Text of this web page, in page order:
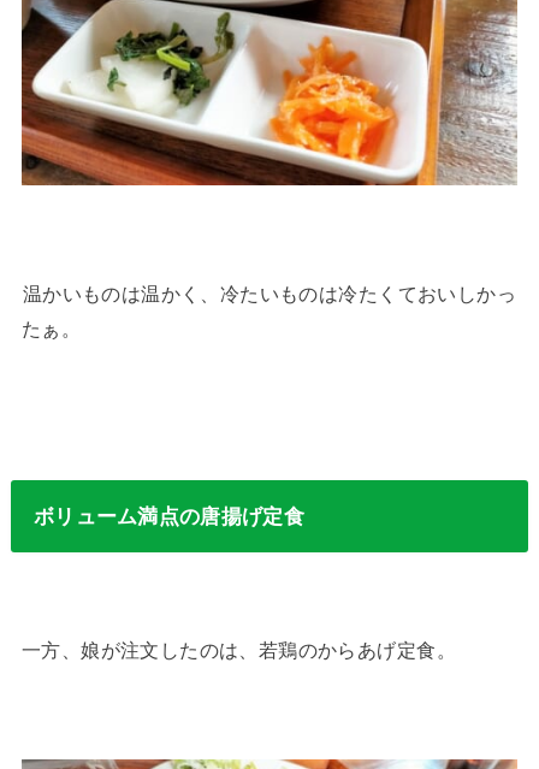
⁡⁡温かいものは温かく、冷たいものは冷たくておいしかっ
たぁ。
ボリューム満点の唐揚げ定食
一方、娘が注文したのは、若鶏のからあげ定食。